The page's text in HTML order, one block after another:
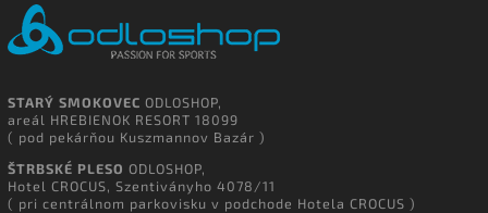
STARÝ SMOKOVEC ODLOSHOP,
areál HREBIENOK RESORT 18099
( pod pekárňou Kuszmannov Bazár )
ŠTRBSKÉ PLESO ODLOSHOP,
Hotel CROCUS, Szentiványho 4078/11
( pri centrálnom parkovisku v podchode Hotela CROCUS )